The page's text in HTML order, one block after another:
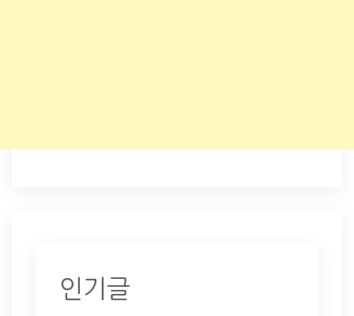
인기글